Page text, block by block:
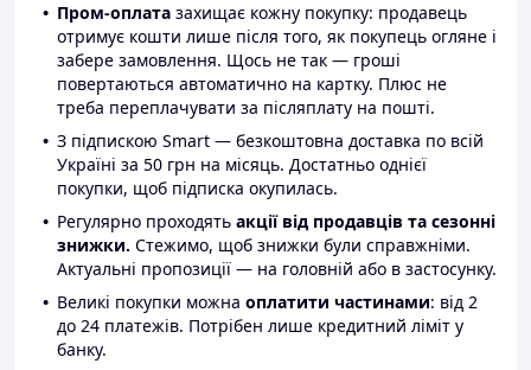
Пром-оплата захищає кожну покупку: продавець
отримує кошти лише після того, як покупець огляне і
забере замовлення. Щось не так — гроші
повертаються автоматично на картку. Плюс не
треба переплачувати за післяплату на пошті.
З підпискою Smart — безкоштовна доставка по всій
Україні за 50 грн на місяць. Достатньо однієї
покупки, щоб підписка окупилась.
Регулярно проходять акції від продавців та сезонні
знижки. Стежимо, щоб знижки були справжніми.
Актуальні пропозиції — на головній або в застосунку.
Великі покупки можна оплатити частинами: від 2
до 24 платежів. Потрібен лише кредитний ліміт у
банку.